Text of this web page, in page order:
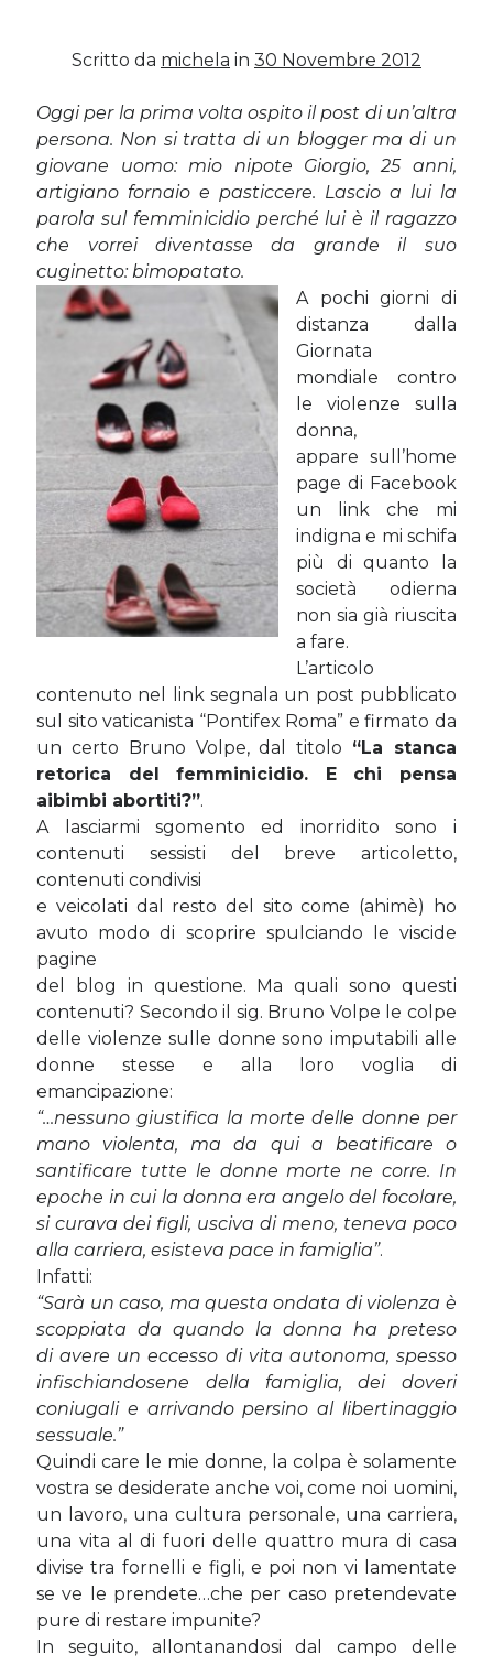
Post più recenti
Le criptovalute secondo me: l’avventura di Eticoin
29 Maggio 2026
TEDx, intercalari e perimenopausa
11 Febbraio 2025
Come ho fatto Educazione Finanziaria nei soggiorni estivi per
bambini e ragazzi
12 Gennaio 2024
Del 2023 e di come la mia famiglia sta affrontando la sclerosi
multipla
28 Dicembre 2023
Donne e propensione al rischio: l’impatto sugli investimenti
12 Settembre 2022
Commenti Recenti
Angela
Del 2023 e di come la mia famiglia sta affrontando la
sclerosi multipla
Sara su Del 2023 e di come la mia famiglia sta affrontando la
sclerosi multipla
michela
su Del 2023 e di come la mia famiglia sta affrontando la
sclerosi multipla
michelasuDel 2023 e di come la mia famiglia sta affrontando la
sclerosi multipla
Del 2023 e di come la mia famiglia sta affrontando la
Cerca nel blog
Cerca
Archivi
Archivi
Cerca nel blog
Cerca
Archivi
Twitter Feed
Tweet di MichelaCalculli
Scritto da michela in 30 Novembre 2012
Oggi per la prima volta ospito il post di un’altra
persona. Non si tratta di un blogger ma di un
giovane uomo: mio nipote Giorgio, 25 anni,
artigiano fornaio e pasticcere. Lascio a lui la
parola sul femminicidio perché lui è il ragazzo
che vorrei diventasse da grande il suo
cuginetto: bimopatato.
A pochi giorni di
distanza dalla
Giornata
mondiale contro
le violenze sulla
donna,
appare sull’home
page di Facebook
un link che mi
indigna e mi schifa
più di quanto la
società odierna
non sia già riuscita
a fare.
L’articolo
contenuto nel link segnala un post pubblicato
sul sito vaticanista “Pontifex Roma” e firmato da
un certo Bruno Volpe, dal titolo “La stanca
retorica del femminicidio. E chi pensa
aibimbi abortiti?”.
A lasciarmi sgomento ed inorridito sono i
contenuti sessisti del breve articoletto,
contenuti condivisi
e veicolati dal resto del sito come (ahimè) ho
avuto modo di scoprire spulciando le viscide
pagine
del blog in questione. Ma quali sono questi
contenuti? Secondo il sig. Bruno Volpe le colpe
delle violenze sulle donne sono imputabili alle
donne stesse e alla loro voglia di
emancipazione:
“…nessuno giustifica la morte delle donne per
mano violenta, ma da qui a beatificare o
santificare tutte le donne morte ne corre. In
epoche in cui la donna era angelo del focolare,
si curava dei figli, usciva di meno, teneva poco
alla carriera, esisteva pace in famiglia”.
Infatti:
“Sarà un caso, ma questa ondata di violenza è
scoppiata da quando la donna ha preteso
diavere un eccesso di vita autonoma, spesso
infischiandosene della famiglia, dei doveri
coniugali e arrivando persino al libertinaggio
sessuale.”
Quindi care le mie donne, la colpa è solamente
vostra se desiderate anche voi, come noi uomini,
un lavoro, una cultura personale, una carriera,
una vita al di fuori delle quattro mura di casa
divise tra fornelli e figli, e poi non vi lamentate
se ve le prendete…che per caso pretendevate
pure di restare impunite?
In seguito, allontanandosi dal campo delle